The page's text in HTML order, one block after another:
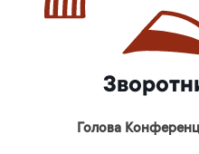
Голова